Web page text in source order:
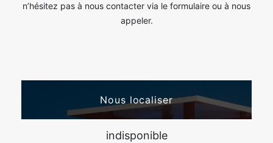
n’hésitez pas à nous contacter via le formulaire ou à nous
appeler.
Nous localiser
indisponible